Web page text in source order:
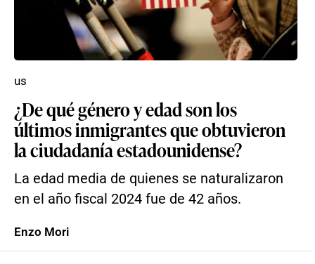
¿De qué género y edad son los
últimos inmigrantes que obtuvieron
la ciudadanía estadounidense?
La edad media de quienes se naturalizaron
en el año fiscal 2024 fue de 42 años.
us
Enzo Mori